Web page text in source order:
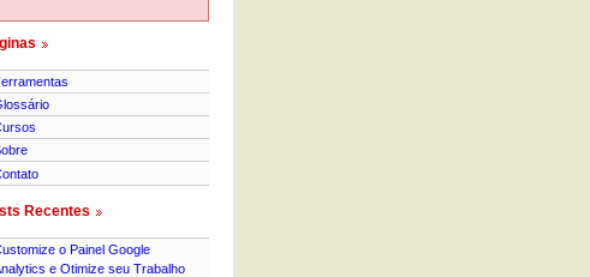
Recentes
o Painel Google
e Otimize seu Trabalho